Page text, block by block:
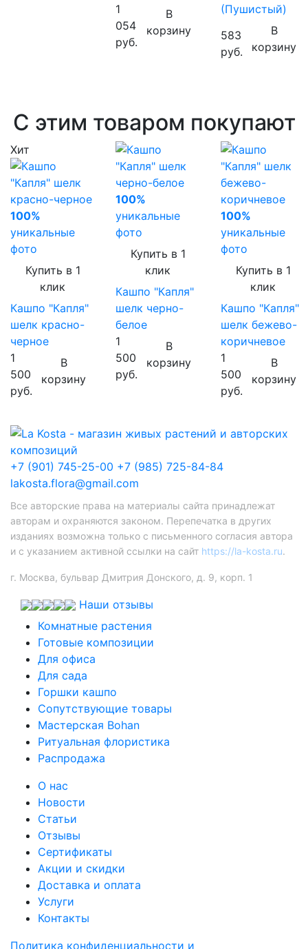
1
054
руб.
В
корзину
(Пушистый)
583
руб.
В
корзину
С этим товаром покупают
Хит
100%
уникальные
фото
Купить в 1
клик
Кашпо "Капля"
шелк красно-
черное
1
500
руб.
В
корзину
100%
уникальные
фото
Купить в 1
клик
Кашпо "Капля"
шелк черно-
белое
1
500
руб.
В
корзину
100%
уникальные
фото
Купить в 1
клик
Кашпо "Капля"
шелк бежево-
коричневое
1
500
руб.
В
корзину
+7 (901) 745-25-00 +7 (985) 725-84-84
lakosta.flora@gmail.com
Все авторские права на материалы сайта принадлежат
авторам и охраняются законом. Перепечатка в других
изданиях возможна только с письменного согласия автора
и с указанием активной ссылки на сайт https://la-kosta.ru.
г. Москва, бульвар Дмитрия Донского, д. 9, корп. 1
Наши отзывы
Комнатные растения
Готовые композиции
Для офиса
Для сада
Горшки кашпо
Сопутствующие товары
Мастерская Bohan
Ритуальная флористика
Распродажа
О нас
Новости
Статьи
Отзывы
Сертификаты
Акции и скидки
Доставка и оплата
Услуги
Контакты
Политика конфиденциальности и